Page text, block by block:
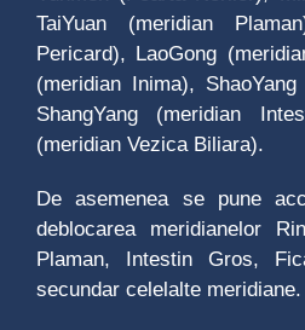
TaiYuan (meridian
Pericard), LaoGong
(meridian Inima),
ShangYang (meridian
(meridian Vezica Biliara).
De asemenea se pune
deblocarea meridianelor
Plaman, Intestin Gros,
secundar celelalte meridiane.